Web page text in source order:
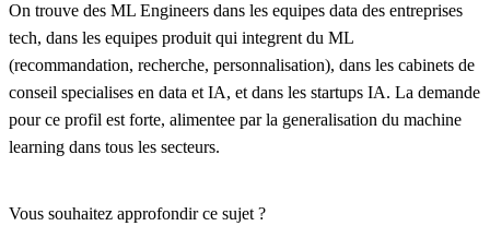
On trouve des ML Engineers dans les equipes data des entreprises
tech, dans les equipes produit qui integrent du ML
(recommandation, recherche, personnalisation), dans les cabinets de
conseil specialises en data et IA, et dans les startups IA. La demande
pour ce profil est forte, alimentee par la generalisation du machine
learning dans tous les secteurs.
Vous souhaitez approfondir ce sujet ?